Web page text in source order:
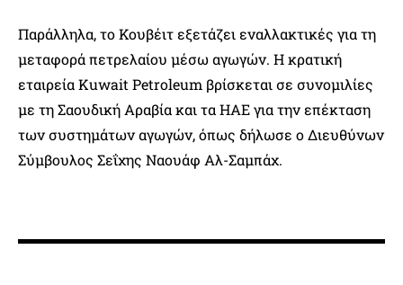
Παράλληλα, το Κουβέιτ εξετάζει εναλλακτικές για τη
μεταφορά πετρελαίου μέσω αγωγών. Η κρατική
εταιρεία Kuwait Petroleum βρίσκεται σε συνομιλίες
με τη Σαουδική Αραβία και τα ΗΑΕ για την επέκταση
των συστημάτων αγωγών, όπως δήλωσε ο Διευθύνων
Σύμβουλος Σεΐχης Ναουάφ Αλ-Σαμπάχ.